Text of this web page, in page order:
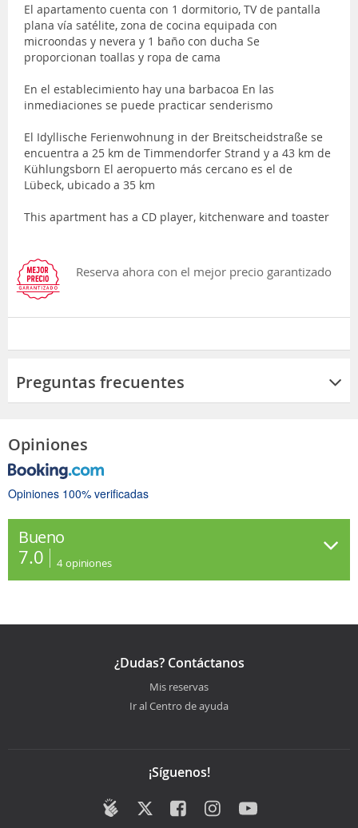
El apartamento cuenta con 1 dormitorio, TV de pantalla
plana vía satélite, zona de cocina equipada con
microondas y nevera y 1 baño con ducha Se
proporcionan toallas y ropa de cama
En el establecimiento hay una barbacoa En las
inmediaciones se puede practicar senderismo
El Idyllische Ferienwohnung in der Breitscheidstraße se
encuentra a 25 km de Timmendorfer Strand y a 43 km de
Kühlungsborn El aeropuerto más cercano es el de
Lübeck, ubicado a 35 km
This apartment has a CD player, kitchenware and toaster
Reserva ahora con el mejor precio garantizado
Preguntas frecuentes
Opiniones
Opiniones 100% verificadas
Bueno
7.0 4 opiniones
¿Dudas? Contáctanos
Mis reservas
Ir al Centro de ayuda
¡Síguenos!